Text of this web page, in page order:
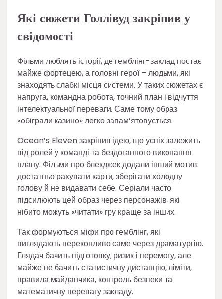
Які сюжети Голлівуд закріпив у
свідомості
Фільми люблять історії, де гемблінг-заклад постає
майже фортецею, а головні герої – людьми, які
знаходять слабкі місця системи. У таких сюжетах є
напруга, командна робота, точний план і відчуття
інтелектуальної переваги. Саме тому образ
«обіграли казино» легко запам’ятовується.
Ocean’s Eleven закріпив ідею, що успіх залежить
від ролей у команді та бездоганного виконання
плану. Фільми про блекджек додали інший мотив:
достатньо рахувати карти, зберігати холодну
голову й не видавати себе. Серіали часто
підсилюють цей образ через персонажів, які
нібито можуть «читати» гру краще за інших.
Так формуються міфи про гемблінг, які
виглядають переконливо саме через драматургію.
Глядач бачить підготовку, ризик і перемогу, але
майже не бачить статистичну дистанцію, ліміти,
правила майданчика, контроль безпеки та
математичну перевагу закладу.